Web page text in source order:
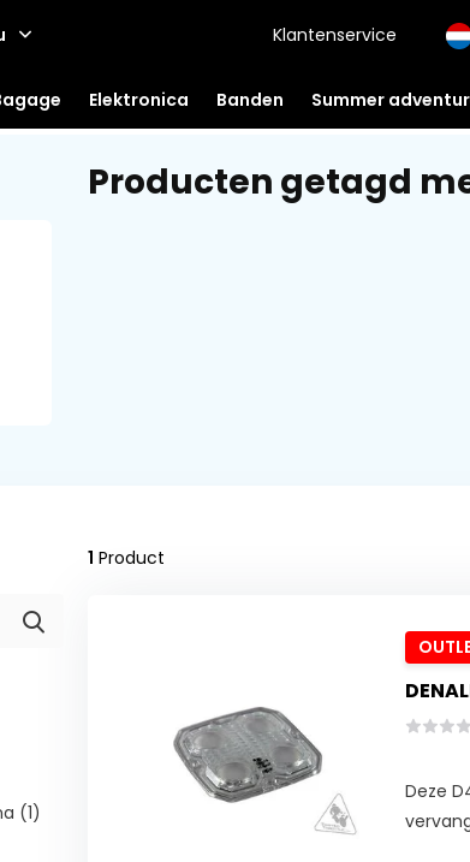
Klantenservice
Elektronica Banden Summer
Producten getagd
(1)
1 Product
Deze